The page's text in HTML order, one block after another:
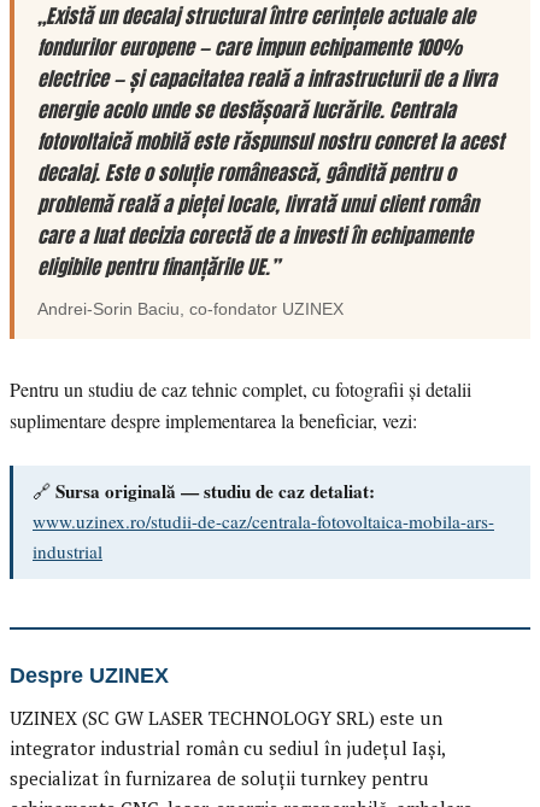
„Există un decalaj structural între cerințele actuale ale
fondurilor europene — care impun echipamente 100%
electrice — și capacitatea reală a infrastructurii de a livra
energie acolo unde se desfășoară lucrările. Centrala
fotovoltaică mobilă este răspunsul nostru concret la acest
decalaj. Este o soluție românească, gândită pentru o
problemă reală a pieței locale, livrată unui client român
care a luat decizia corectă de a investi în echipamente
eligibile pentru finanțările UE.”
Andrei-Sorin Baciu, co-fondator UZINEX
Pentru un studiu de caz tehnic complet, cu fotografii și detalii
suplimentare despre implementarea la beneficiar, vezi:
🔗 Sursa originală — studiu de caz detaliat:
www.uzinex.ro/studii-de-caz/centrala-fotovoltaica-mobila-ars-
industrial
Despre UZINEX
UZINEX (SC GW LASER TECHNOLOGY SRL) este un
integrator industrial român cu sediul în județul Iași,
specializat în furnizarea de soluții turnkey pentru